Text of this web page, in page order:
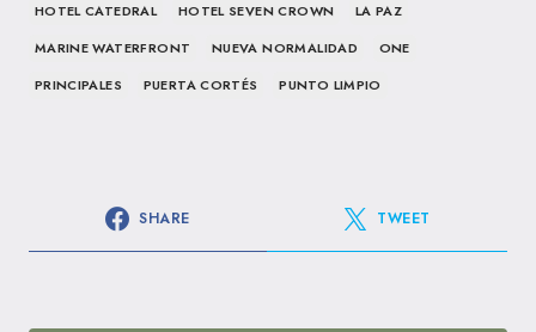
HOTEL CATEDRAL HOTEL SEVEN CROWN
LA PAZ
MARINE WATERFRONT
NUEVA NORMALIDAD
ONE
PRINCIPALES
PUERTA CORTÉS PUNTO LIMPIO
SHARE TWEET